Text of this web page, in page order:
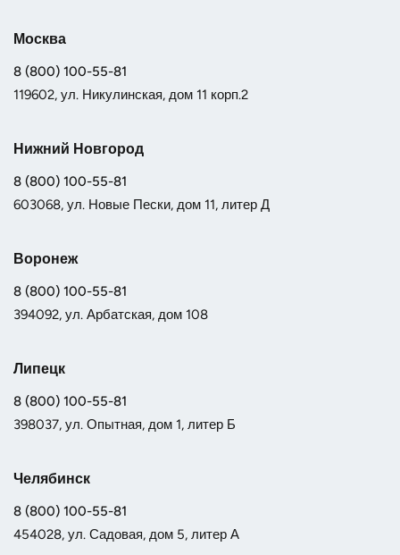
Москва
8 (800) 100-55-81
119602, ул. Никулинская, дом 11 корп.2
Нижний Новгород
8 (800) 100-55-81
603068, ул. Новые Пески, дом 11, литер Д
Воронеж
8 (800) 100-55-81
394092, ул. Арбатская, дом 108
Липецк
8 (800) 100-55-81
398037, ул. Опытная, дом 1, литер Б
Челябинск
8 (800) 100-55-81
454028, ул. Садовая, дом 5, литер А